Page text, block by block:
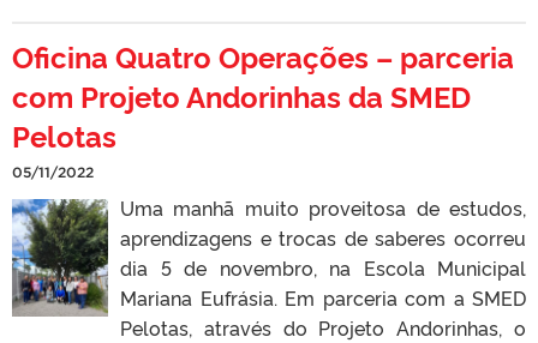
Oficina Quatro Operações – parceria
com Projeto Andorinhas da SMED
Pelotas
05/11/2022
Uma manhã muito proveitosa de estudos,
aprendizagens e trocas de saberes ocorreu
dia 5 de novembro, na Escola Municipal
Mariana Eufrásia. Em parceria com a SMED
Pelotas, através do Projeto Andorinhas, o